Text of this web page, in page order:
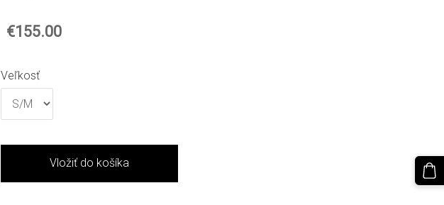
€155.00
Veľkosť
Vložiť do košíka